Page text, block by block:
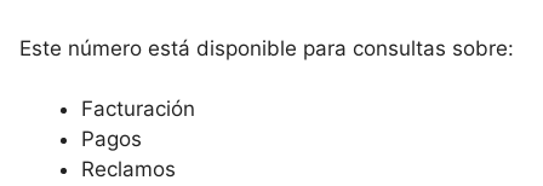
Este número está disponible para consultas sobre:
Facturación
Pagos
Reclamos